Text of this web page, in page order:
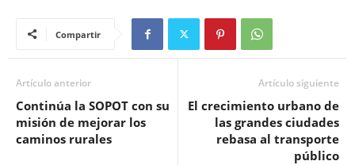
Compartir
Artículo anterior
Continúa la SOPOT con su
misión de mejorar los
caminos rurales
Artículo siguiente
El crecimiento urbano de
las grandes ciudades
rebasa al transporte
público